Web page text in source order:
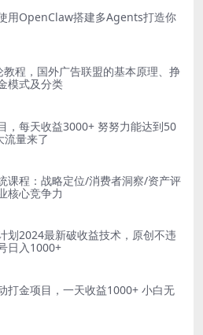
用OpenClaw搭建多Agents打造你
程，国外广告联盟的基本原理、挣
模式及分类
，每天收益3000+ 努努力能达到50
流量来了
课程：战略定位/消费者洞察/资产评
核心竞争力
划2024最新破收益技术，原创不违
日入1000+
打金项目，一天收益1000+ 小白无